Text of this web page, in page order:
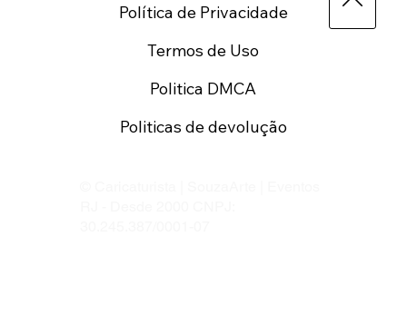
Política de Privacidade
Termos de Uso
Politica DMCA
Politicas de devolução